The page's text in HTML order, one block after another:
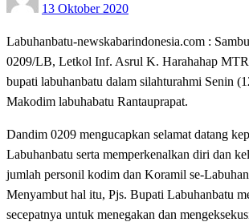
on
13 Oktober 2020
Labuhanbatu-newskabarindonesia.com :
0209/LB, Letkol Inf. Asrul K. Harahahap
bupati labuhanbatu dalam silahturahmi Senin
Makodim labuhabatu Rantauprapat.
Dandim 0209 mengucapkan selamat datang
Labuhanbatu serta memperkenalkan diri dan
jumlah personil kodim dan Koramil se-
Menyambut hal itu, Pjs. Bupati Labuhanbatu
secepatnya untuk menegakan dan